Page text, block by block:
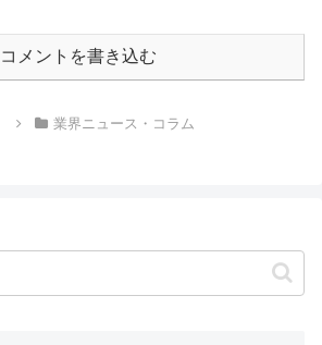
コメントを書き込む
業界ニュース・コラム